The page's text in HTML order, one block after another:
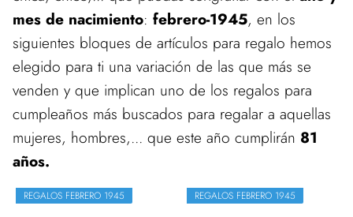
mes de nacimiento: febrero-1945, en los
siguientes bloques de artículos para regalo hemos
elegido para ti una variación de las que más se
venden y que implican uno de los regalos para
cumpleaños más buscados para regalar a aquellas
mujeres, hombres,... que este año cumplirán 81
años.
REGALOS FEBRERO 1945 REGALOS FEBRERO 1945